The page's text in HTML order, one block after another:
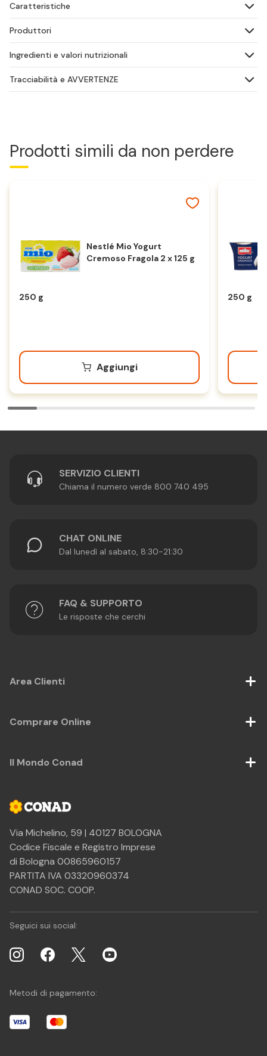
Caratteristiche
Produttori
Ingredienti e valori nutrizionali
Tracciabilità e AVVERTENZE
Prodotti simili da non perdere
Nestlé Mio Yogurt
Cremoso Fragola 2 x 125 g
250 g
Aggiungi
250 g
SERVIZIO CLIENTI
Chiama il numero verde 800 740 495
CHAT ONLINE
Dal lunedì al sabato, 8:30-21:30
FAQ & SUPPORTO
Le risposte che cerchi
Via Michelino, 59 | 40127 BOLOGNA
Codice Fiscale e Registro Imprese
di Bologna 00865960157
PARTITA IVA 03320960374
CONAD SOC. COOP.
Area Clienti
Comprare Online
Il Mondo Conad
Seguici sui social:
Metodi di pagamento: